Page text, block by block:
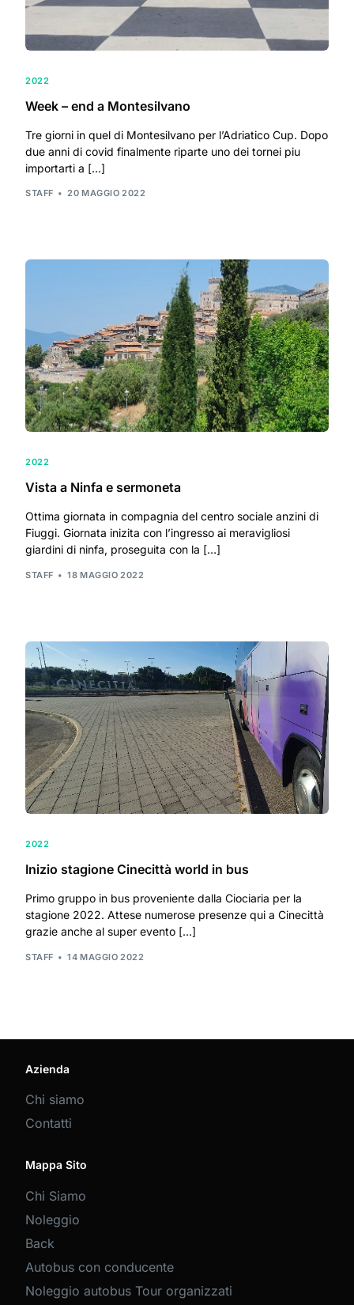
2022
Week – end a Montesilvano
Tre giorni in quel di Montesilvano per l’Adriatico Cup. Dopo
due anni di covid finalmente riparte uno dei tornei piu
importarti a […]
STAFF 20 MAGGIO 2022
2022
Vista a Ninfa e sermoneta
Ottima giornata in compagnia del centro sociale anzini di
Fiuggi. Giornata inizita con l’ingresso ai meravigliosi
giardini di ninfa, proseguita con la […]
STAFF 18 MAGGIO 2022
2022
Inizio stagione Cinecittà world in bus
Primo gruppo in bus proveniente dalla Ciociaria per la
stagione 2022. Attese numerose presenze qui a Cinecittà
grazie anche al super evento […]
STAFF 14 MAGGIO 2022
Azienda
Chi siamo
Contatti
Mappa Sito
Chi Siamo
Noleggio
Back
Autobus con conducente
Noleggio autobus Tour organizzati